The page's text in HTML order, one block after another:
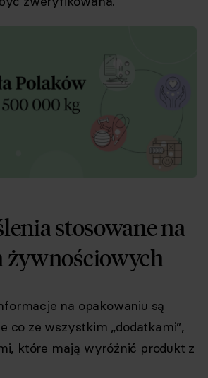
stosowane na
żywnościowych
na opakowaniu są
co ze wszystkim „dodatkami”,
które mają wyróżnić produkt z